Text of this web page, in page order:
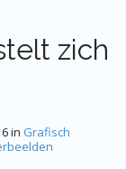
zich
in Grafisch